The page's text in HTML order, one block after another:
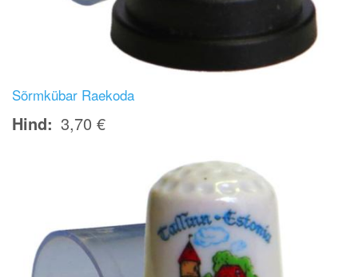
Sõrmkübar Raekoda
Hind 3,70 €